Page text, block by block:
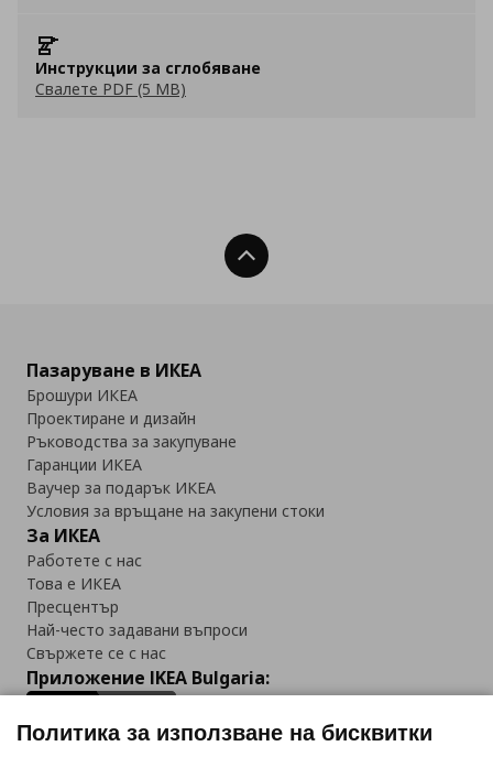
Инструкции за сглобяване
Свалете PDF (5 MB)
Нагоре
Пазаруване в ИКЕА
Брошури ИКЕА
Проектиране и дизайн
Ръководства за закупуване
Гаранции ИКЕА
Ваучер за подарък ИКЕА
Условия за връщане на закупени стоки
За ИКЕА
Работете с нас
Това е ИКЕА
Пресцентър
Най-често задавани въпроси
Свържете се с нас
Приложение IKEA Bulgaria:
Политика за използване на бисквитки